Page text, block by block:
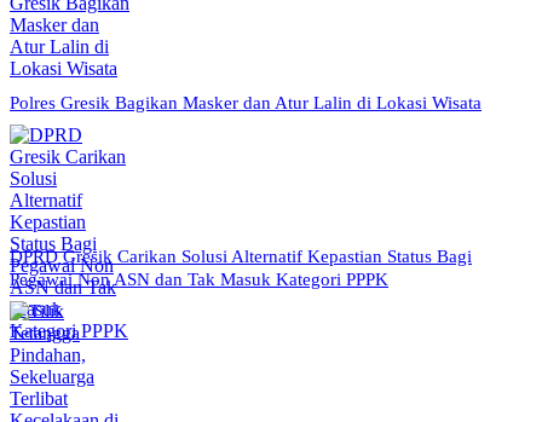
Polres Gresik Bagikan Masker dan Atur Lalin di Lokasi Wisata
DPRD Gresik Carikan Solusi Alternatif Kepastian Status Bagi
Pegawai Non ASN dan Tak Masuk Kategori PPPK